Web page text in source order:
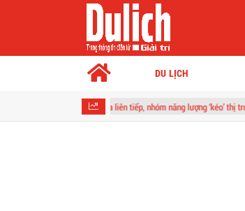
DU LỊCH
phiên thứ ba liên tiếp, nhóm năng lượng ‘kéo’ thị trường